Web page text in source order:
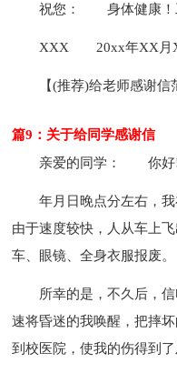
祝您： 身体健康！
XXX 20xx年XX月
【(推荐)给老师感谢信
篇9：关于给同学感谢信
亲爱的同学：
你
年月日晚点分左右，
由于速度较快，人从车上
车、眼镜、全身衣服报废。
所幸的是，不久后，
速将昏迷的我唤醒，把摔
到校医院，使我的伤得到了